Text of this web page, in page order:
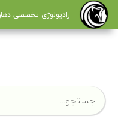
× راديولوژی تخصصی